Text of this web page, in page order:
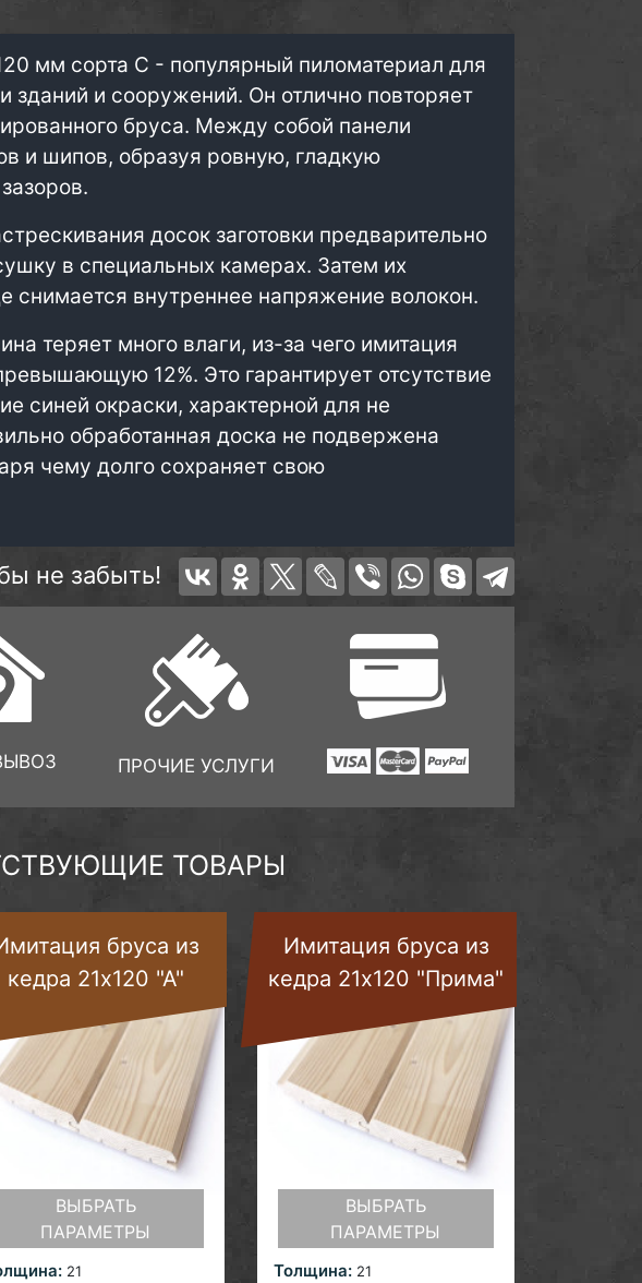
мм сорта С - популярный пиломатериал для
зданий и сооружений. Он отлично повторяет
бруса. Между собой панели
и шипов, образуя ровную, гладкую
досок заготовки предварительно
в специальных камерах. Затем их
снимается внутреннее напряжение волокон.
теряет много влаги, из-за чего имитация
12%. Это гарантирует отсутствие
синей окраски, характерной для не
обработанная доска не подвержена
чему долго сохраняет свою
не забыть!
ПРОЧИЕ УСЛУГИ
ТОВАРЫ
бруса из
кедра 21х120 "А"
ВЫБРАТЬ
ПАРАМЕТРЫ
21
Имитация бруса из
кедра 21х120 "Прима"
ВЫБРАТЬ
ПАРАМЕТРЫ
Толщина: 21